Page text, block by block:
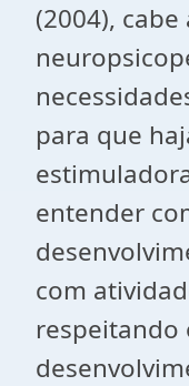
(2004), cabe
para que
entender
com
respeitando